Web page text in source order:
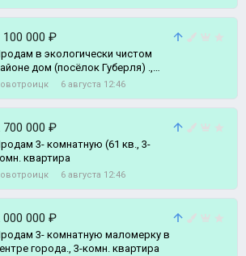
100 000 ₽
в экологически чистом
дом (посёлок Губерля) .,
6 августа 12:46
700 000 ₽
3- комнатную (61 кв., 3-
квартира
6 августа 12:46
000 000 ₽
3- комнатную маломерку в
города., 3-комн. квартира